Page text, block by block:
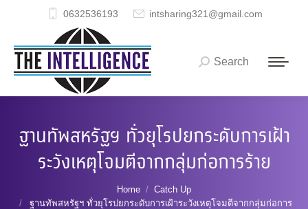
0632536193 intsharing321@gmail.com
Search:
Search
ฐานทัพสหรัฐฯ ทั่วยุโรปยกระดับการเฝ้า
ระวังเหตุโจมตีจากกลุ่มก่อการร้าย
Home
Catch Up
ฐานทัพสหรัฐฯ ทั่วยุโรปยกระดับการเฝ้าระวังเหตุโจมตีจากกลุ่มก่อการ